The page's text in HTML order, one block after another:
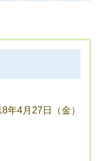
年4月27日（金）